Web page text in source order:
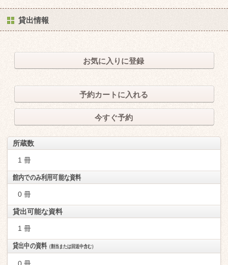
貸出情報
お気に入りに登録
予約カートに入れる
今すぐ予約
所蔵数
1 冊
館内でのみ利用可能な資料
0 冊
貸出可能な資料
1 冊
貸出中の資料（割当または回送中含む）